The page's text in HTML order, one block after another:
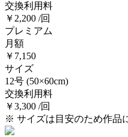
交換利用料
￥2,200 /回
プレミアム
月額
￥7,150
サイズ
12号 (50×60cm)
交換利用料
￥3,300 /回
※ サイズは目安のため作品